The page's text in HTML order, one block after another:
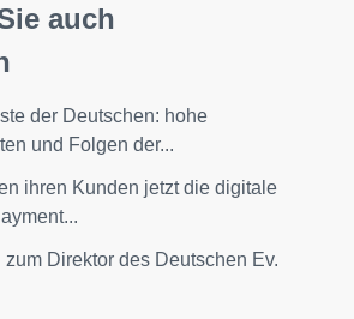
auch
der Deutschen: hohe
und Folgen der...
ihren Kunden jetzt die digitale
Direktor des Deutschen Ev.